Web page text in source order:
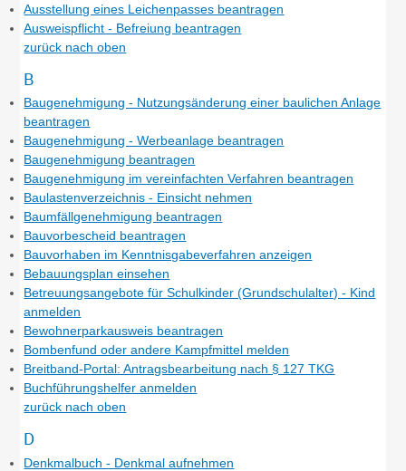
Ausstellung eines Leichenpasses beantragen
Ausweispflicht - Befreiung beantragen
zurück nach oben
B
Baugenehmigung - Nutzungsänderung einer baulichen Anlage
beantragen
Baugenehmigung - Werbeanlage beantragen
Baugenehmigung beantragen
Baugenehmigung im vereinfachten Verfahren beantragen
Baulastenverzeichnis - Einsicht nehmen
Baumfällgenehmigung beantragen
Bauvorbescheid beantragen
Bauvorhaben im Kenntnisgabeverfahren anzeigen
Bebauungsplan einsehen
Betreuungsangebote für Schulkinder (Grundschulalter) - Kind
anmelden
Bewohnerparkausweis beantragen
Bombenfund oder andere Kampfmittel melden
Breitband-Portal: Antragsbearbeitung nach § 127 TKG
Buchführungshelfer anmelden
zurück nach oben
D
Denkmalbuch - Denkmal aufnehmen